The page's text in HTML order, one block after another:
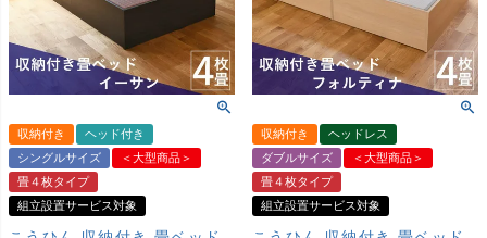
収納付き
ヘッド付き
シングルサイズ
＜大型商品＞
畳４枚タイプ
組立設置サービス対象
収納付き
ヘッドレス
ダブルサイズ
＜大型商品＞
畳４枚タイプ
組立設置サービス対象